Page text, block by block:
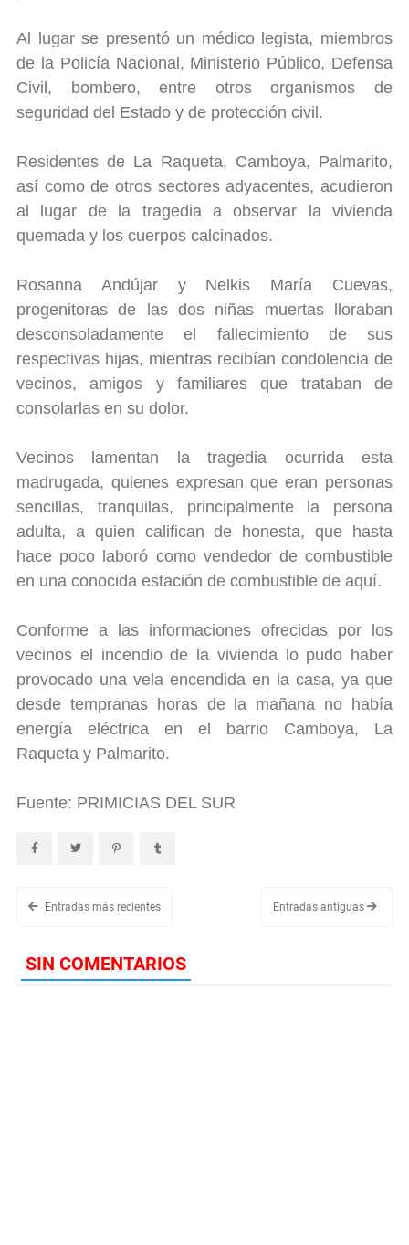
Al lugar se presentó un médico legista, miembros
de la Policía Nacional, Ministerio Público, Defensa
Civil, bombero, entre otros organismos de
seguridad del Estado y de protección civil.
Residentes de La Raqueta, Camboya, Palmarito,
así como de otros sectores adyacentes, acudieron
al lugar de la tragedia a observar la vivienda
quemada y los cuerpos calcinados.
Rosanna Andújar y Nelkis María Cuevas,
progenitoras de las dos niñas muertas lloraban
desconsoladamente el fallecimiento de sus
respectivas hijas, mientras recibían condolencia de
vecinos, amigos y familiares que trataban de
consolarlas en su dolor.
Vecinos lamentan la tragedia ocurrida esta
madrugada, quienes expresan que eran personas
sencillas, tranquilas, principalmente la persona
adulta, a quien califican de honesta, que hasta
hace poco laboró como vendedor de combustible
en una conocida estación de combustible de aquí.
Conforme a las informaciones ofrecidas por los
vecinos el incendio de la vivienda lo pudo haber
provocado una vela encendida en la casa, ya que
desde tempranas horas de la mañana no había
energía eléctrica en el barrio Camboya, La
Raqueta y Palmarito.
Fuente: PRIMICIAS DEL SUR
Entradas más recientes Entradas antiguas
SIN COMENTARIOS